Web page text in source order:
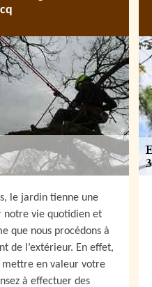
le jardin tienne une
notre vie quotidien et
que nous procédons à
de l’extérieur. En effet,
en valeur votre
à effectuer des